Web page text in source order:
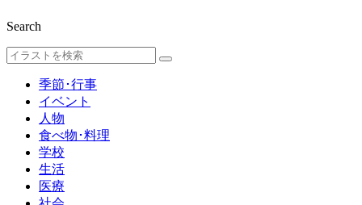
Search
季節･行事
イベント
人物
食べ物･料理
学校
生活
医療